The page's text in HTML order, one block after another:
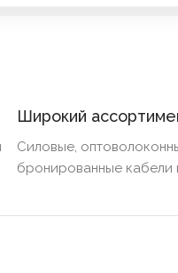
Широкий
Силовые,
бронированные кабели